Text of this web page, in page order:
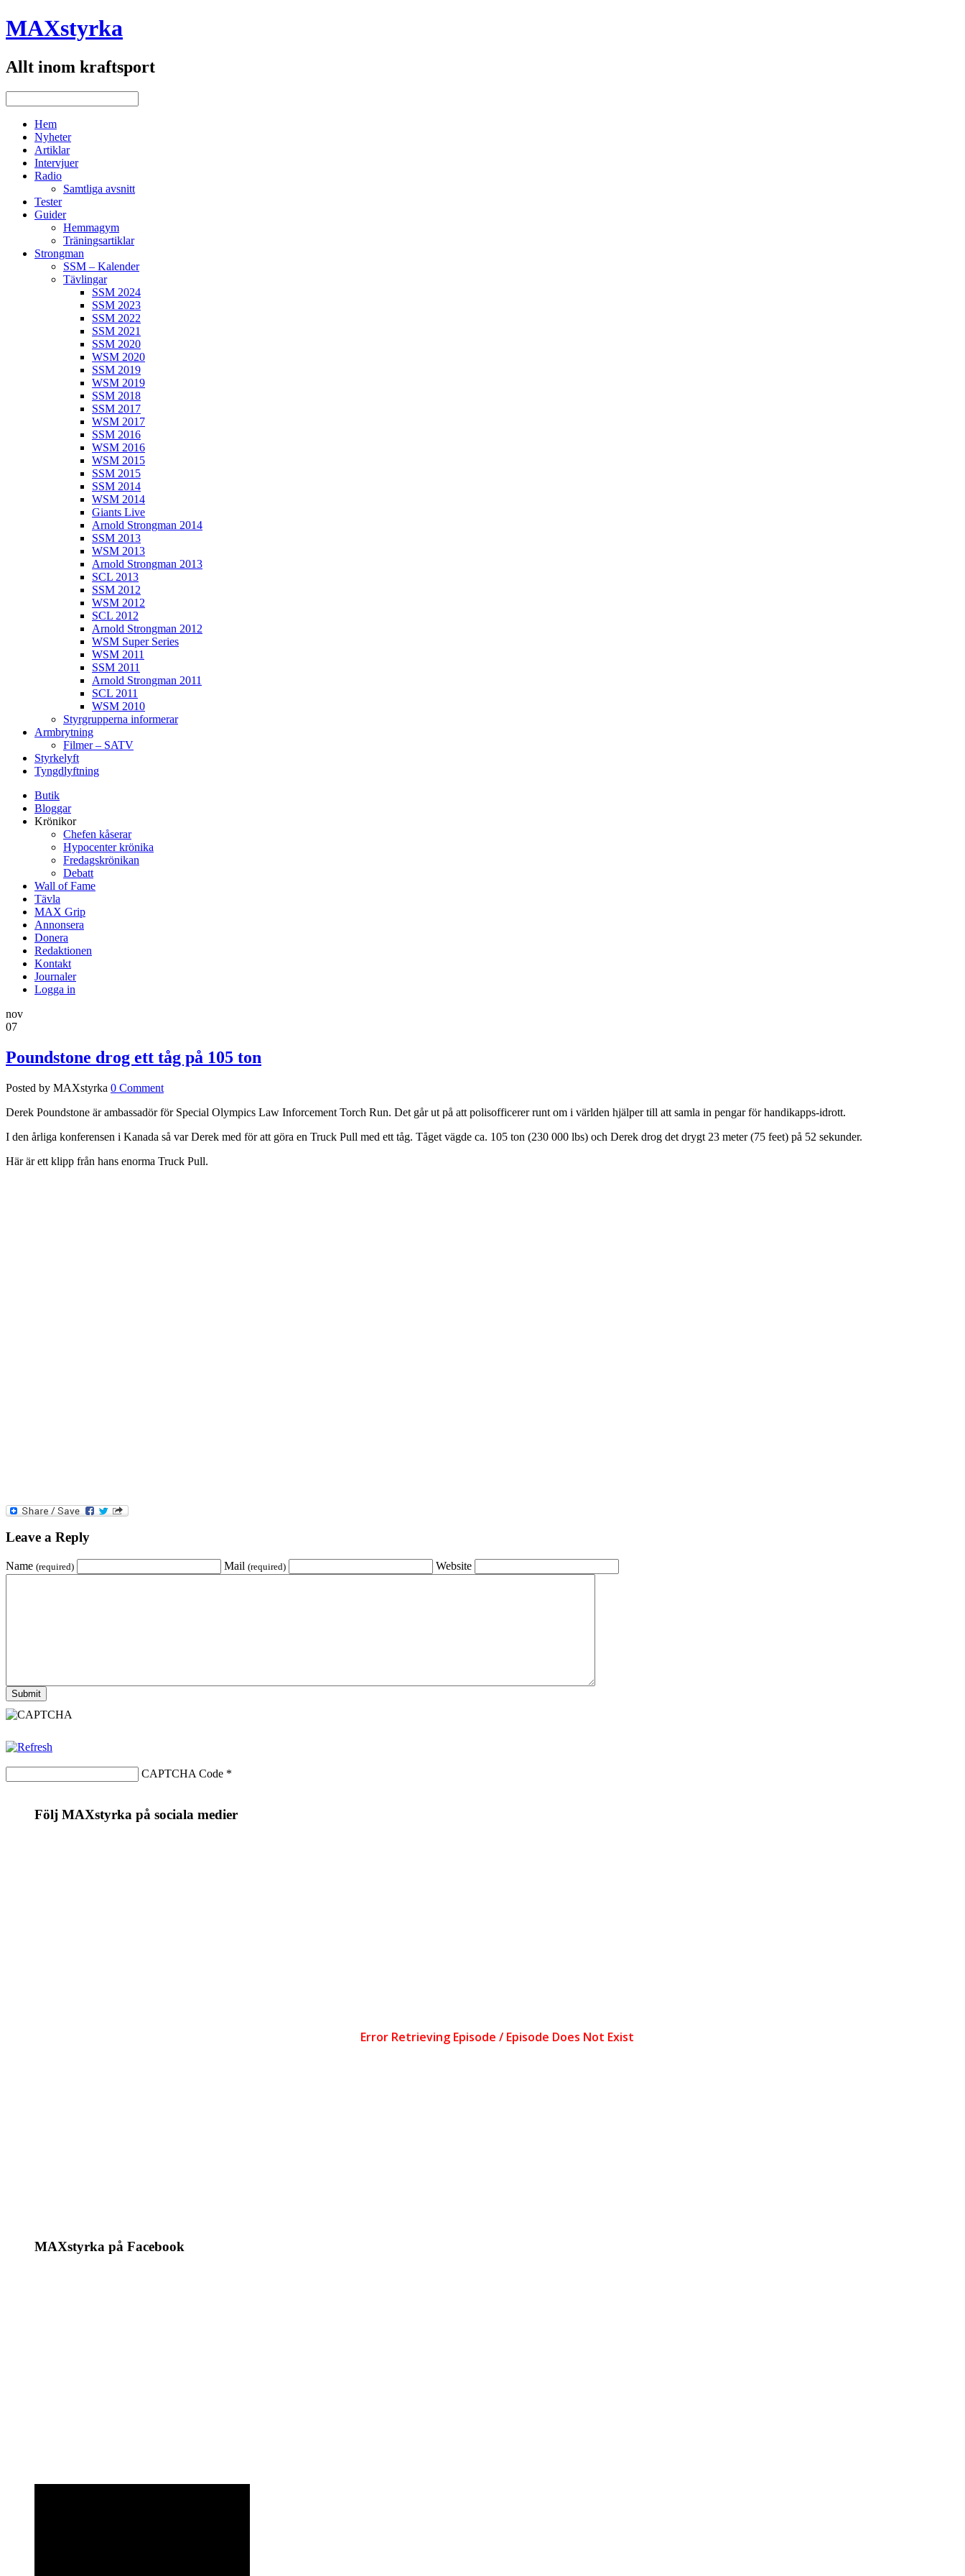
MAXstyrka
Allt inom kraftsport
Hem
Nyheter
Artiklar
Intervjuer
Radio
Samtliga avsnitt
Tester
Guider
Hemmagym
Träningsartiklar
Strongman
SSM – Kalender
Tävlingar
SSM 2024
SSM 2023
SSM 2022
SSM 2021
SSM 2020
WSM 2020
SSM 2019
WSM 2019
SSM 2018
SSM 2017
WSM 2017
SSM 2016
WSM 2016
WSM 2015
SSM 2015
SSM 2014
WSM 2014
Giants Live
Arnold Strongman 2014
SSM 2013
WSM 2013
Arnold Strongman 2013
SCL 2013
SSM 2012
WSM 2012
SCL 2012
Arnold Strongman 2012
WSM Super Series
WSM 2011
SSM 2011
Arnold Strongman 2011
SCL 2011
WSM 2010
Styrgrupperna informerar
Armbrytning
Filmer – SATV
Styrkelyft
Tyngdlyftning
Butik
Bloggar
Krönikor
Chefen kåserar
Hypocenter krönika
Fredagskrönikan
Debatt
Wall of Fame
Tävla
MAX Grip
Annonsera
Donera
Redaktionen
Kontakt
Journaler
Logga in
nov
07
Poundstone drog ett tåg på 105 ton
Posted by MAXstyrka 0 Comment
Derek Poundstone är ambassadör för Special Olympics Law Inforcement Torch Run. Det går ut på att polisofficerer runt om i världen hjälper till att samla in pengar för handikapps-idrott.
I den årliga konferensen i Kanada så var Derek med för att göra en Truck Pull med ett tåg. Tåget vägde ca. 105 ton (230 000 lbs) och Derek drog det drygt 23 meter (75 feet) på 52 sekunder.
Här är ett klipp från hans enorma Truck Pull.
Leave a Reply
Name (required) Mail (required) Website
CAPTCHA Code *
Följ MAXstyrka på sociala medier
MAXstyrka på Facebook